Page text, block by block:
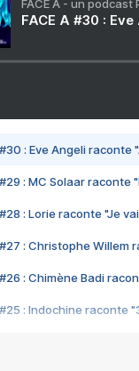
FACE A - un podcast
FACE A #30 :
#30 : Eve Angeli raconte
#29 : MC Solaar raconte
#28 : Lorie raconte "Je
#27 : Christophe Willem
#26 : Chimène Badi
#25 : Indochine raconte